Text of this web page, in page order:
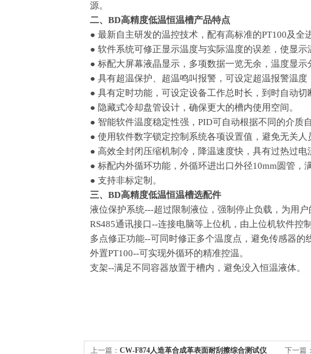
源。
二、BD高精度低温恒温槽产品特点
● 最新自主研发的温控技术，配有高标准的PT100及全
● 软件系统可修正显示温度与实际温度的误差，使显示
● 标配大屏幕液晶显示，多项数据一览无余，温度显示
● 具有超温保护、超温鸣叫报警，可设定超温报警温度
● 具有定时功能，可设定设备工作总时长，到时自动切
● 隐藏式冷却盘管设计，确保更大的槽内使用空间。
● 智能软件温度稳定性强，PID可自动根据不同的介质
● 使用软件数字锁定控制系统各项设置值，避免无关人
● 高效全封闭压缩机制冷，降温速度快，具有过热过电
● 标配内外循环功能，外循环进出口外径10mm圆管，
● 支持非标定制。
三、 BD高精度低温恒温槽选配件
液位保护系统---超过限制液位，强制停止负载，为用户
RS485通讯接口--连接电脑等上位机，由上位机软件控
多点修正功能--可同时修正多个温度点，避免传感器的
外置PT100--可实现外循环的精准控温。
支架--满足不同容器放置于槽内，避免没入恒温液体。
上一篇： CW-F874人造革合成革表面耐刮擦综合测试仪 下一篇：